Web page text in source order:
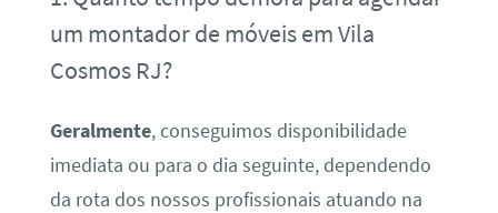
um montador de móveis em Vila
Cosmos RJ?
Geralmente, conseguimos disponibilidade
imediata ou para o dia seguinte, dependendo
da rota dos nossos profissionais atuando na